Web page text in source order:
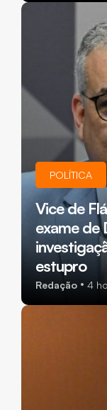
POLÍTICA
Vice de
exame de
estupro
Redação 4